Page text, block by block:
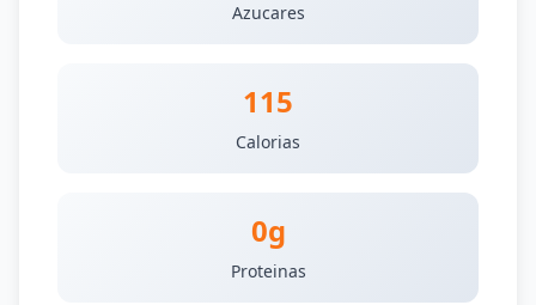
Azucares
115
Calorias
0g
Proteinas